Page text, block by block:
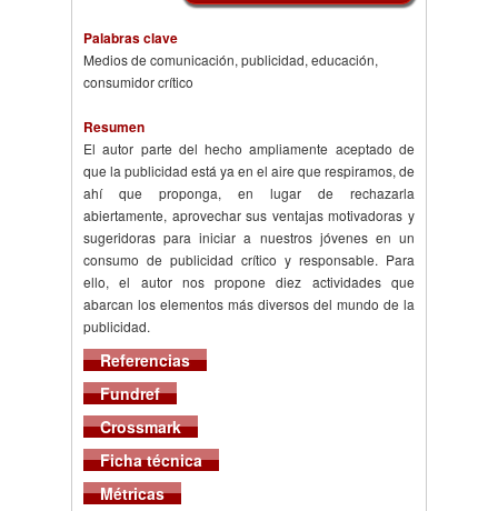
Palabras clave
Medios de comunicación, publicidad, educación,
consumidor crítico
Resumen
El autor parte del hecho ampliamente aceptado de
que la publicidad está ya en el aire que respiramos, de
ahí que proponga, en lugar de rechazarla
abiertamente, aprovechar sus ventajas motivadoras y
sugeridoras para iniciar a nuestros jóvenes en un
consumo de publicidad crítico y responsable. Para
ello, el autor nos propone diez actividades que
abarcan los elementos más diversos del mundo de la
publicidad.
Referencias
Fundref
Crossmark
Ficha técnica
Métricas